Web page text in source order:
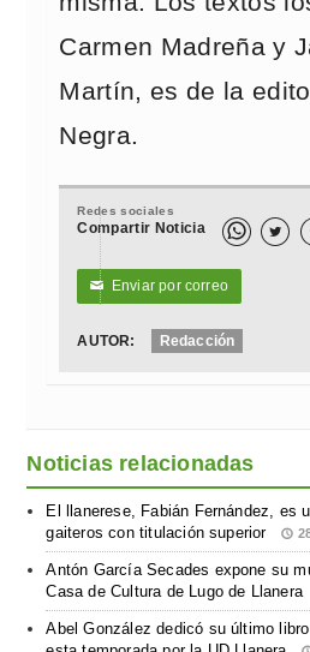
Carmen Madreña y
Martín, es de la
Negra.
Redes sociales
Compartir Noticia 
✉ Enviar por correo
AUTOR: Redacción
Noticias relacionadas
El llanerese, Fabián Fernández, es
gaiteros con titulación superior
Antón García Secades expone su
Casa de Cultura de Lugo de Llanera
Abel González dedicó su último